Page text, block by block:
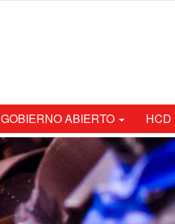
GOBIERNO ABIERTO HCD